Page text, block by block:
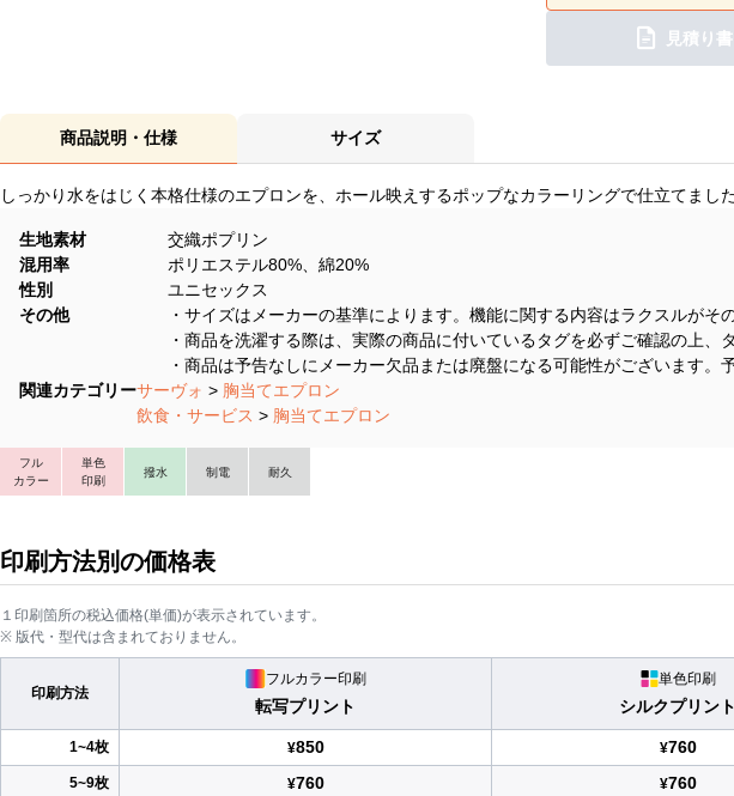
見積り
商品説明・仕様 サイズ
しっかり水をはじく本格仕様のエプロンを、ホール映えするポップなカラーリングで仕立てまし
フル
カラー
単色
印刷
撥水 制電 耐久
生地素材
交織ポプリン
混用率
ポリエステル80%、綿20%
性別
ユニセックス
その他
・サイズはメーカーの基準によります。機能に関する内容はラクスルがそ
・商品を洗濯する際は、実際の商品に付いているタグを必ずご確認の上、
・商品は予告なしにメーカー欠品または廃盤になる可能性がございます。
関連カテゴリーサーヴォ > 胸当てエプロン
飲食・サービス > 胸当てエプロン
印刷方法別の価格表
１印刷箇所の税込価格(単価)が表示されています。
※ 版代・型代は含まれておりません。
印刷方法
フルカラー印刷
転写プリント
単色印刷
シルクプリント
1~4枚 ¥850 ¥760
5~9枚 ¥760 ¥760